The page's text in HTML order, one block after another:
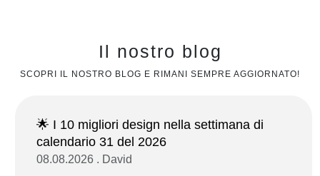
Il nostro blog
SCOPRI IL NOSTRO BLOG E RIMANI SEMPRE AGGIORNATO!
🌟 I 10 migliori design nella settimana di
calendario 31 del 2026
08.08.2026 . David